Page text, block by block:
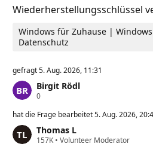
k
e
Wiederherstellungsschlüssel
Windows für Zuhause |
Datenschutz
gefragt5. Aug. 2026, 11:31
Birgit Rödl
0Z
v
r
l
hat die Frage bearbeitet5. Aug. 2026,
Thomas L
157K Z• Volunteer Moderator